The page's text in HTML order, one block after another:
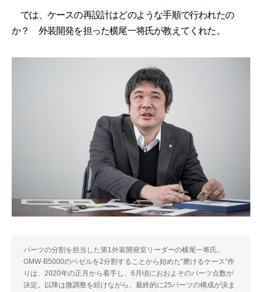
では、ケースの再設計はどのような手順で行われたの
か？ 外装開発を担った横尾一将氏が教えてくれた。
パーツの分割を担当した第1外装開発室リーダーの横尾一将氏。
GMW-B5000のベゼルを2分割することから始めた“磨けるケース”作
りは、2020年の正月から着手し、6月頃におおよそのパーツ点数が
決定。以降は微調整を続けながら、最終的に25パーツの構成が決ま